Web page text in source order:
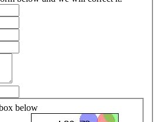
below